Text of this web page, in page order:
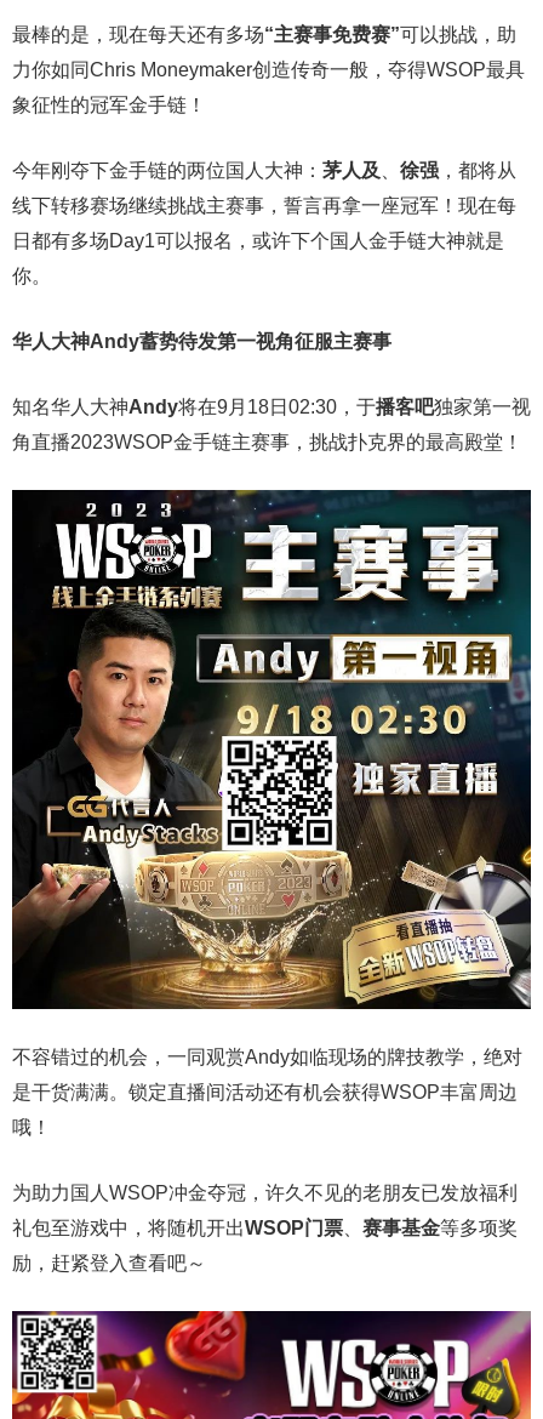
最棒的是，现在每天还有多场“主赛事免费赛”可以挑战，助
力你如同Chris Moneymaker创造传奇一般，夺得WSOP最具
象征性的冠军金手链！
今年刚夺下金手链的两位国人大神： 茅人及 徐强 ，都将从
线下转移赛场继续挑战主赛事，誓言再拿一座冠军！现在每
日都有多场Day1可以报名，或许下个国人金手链大神就是
你。
华人大神Andy蓄势待发第一视角征服主赛事
知名华人大神Andy将在9月18日02:30，于播客吧独家第一视
角直播2023WSOP金手链主赛事，挑战扑克界的最高殿堂！
不容错过的机会，一同观赏Andy如临现场的牌技教学，绝对
是干货满满。锁定直播间活动还有机会获得WSOP丰富周边
哦！
为助力国人WSOP冲金夺冠，许久不见的老朋友已发放福利
礼包至游戏中，将随机开出WSOP门票 赛事基金等多项奖
励，赶紧登入查看吧～